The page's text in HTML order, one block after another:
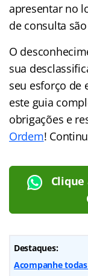
apresentar no
de consulta
O
sua
seu esforço de
este guia
obrigações e
Ordem!
Destaques:
Acompanhe